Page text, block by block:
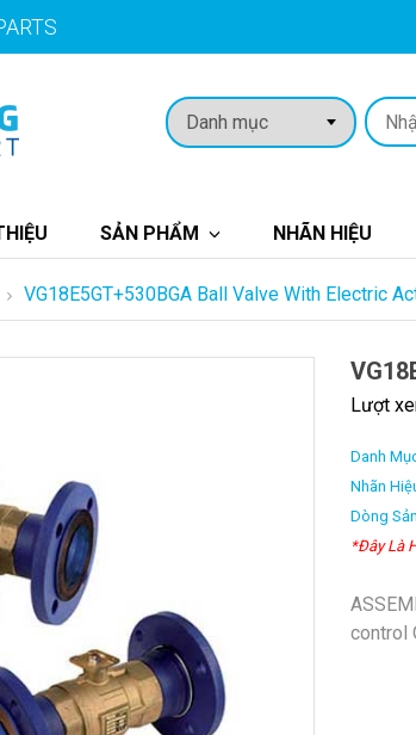
SẢN PHẨM NHÃN HIỆU
VG18E5GT+530BGA Ball Valve With Electric
Lượt
Danh
Nhãn
Dòng
*Đây Là
control